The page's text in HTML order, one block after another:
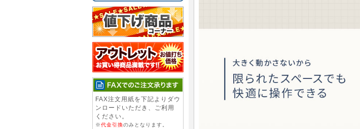
FAX注文用紙を下記よりダウ
ンロードいただき、ご利用
ください。
※代金引換のみとなります。